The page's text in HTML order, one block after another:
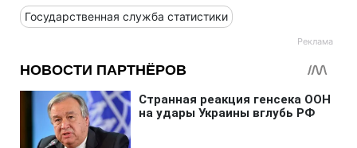
Государственная служба статистики